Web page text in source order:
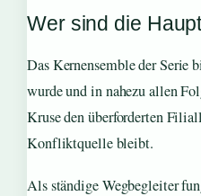
Wer sind die
Das Kernensemble der Serie
wurde und in nahezu allen
Kruse den überforderten
Konfliktquelle bleibt.
Als ständige Wegbegleiter